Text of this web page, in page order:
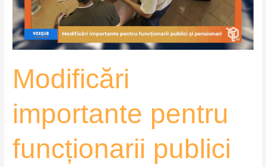
Modificări
importante pentru
funcționarii publici
pensionari
–
VoxQub